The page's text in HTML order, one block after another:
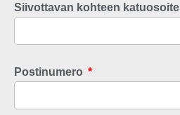
Siivottavan kohteen katuosoite
Postinumero